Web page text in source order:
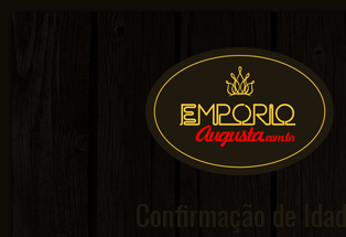
Sua conveniência e adega on-line!
Confirmação de Idade